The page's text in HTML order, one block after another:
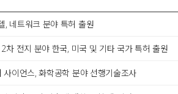
, 네트워크 분야 특허 출원
차 전지 분야 한국, 미국 및 기타 국가 특허 출원
사이언스, 화학공학 분야 선행기술조사